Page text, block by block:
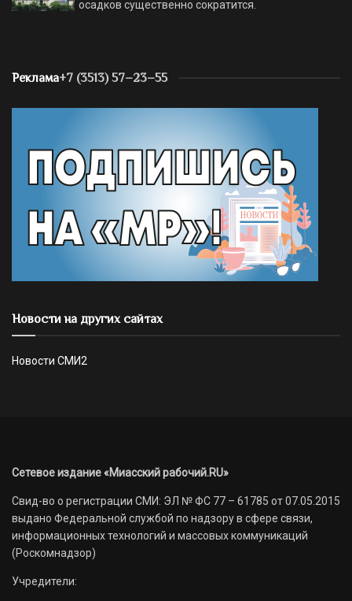
осадков существенно сократится.
Реклама+7 (3513) 57–23–55
Новости на других сайтах
Новости СМИ2
Сетевое издание «Миасский рабочий.RU»
Свид-во о регистрации СМИ: ЭЛ № ФС 77 – 61785 от 07.05.2015
выдано Федеральной службой по надзору в сфере связи,
информационных технологий и массовых коммуникаций
(Роскомнадзор)
Учредители: